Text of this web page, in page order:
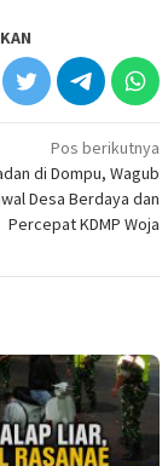
Pos berikutnya
di Dompu, Wagub
Desa Berdaya dan
Percepat KDMP Woja